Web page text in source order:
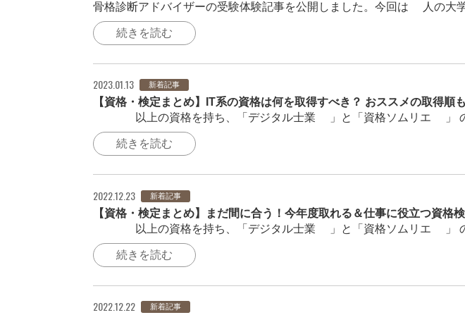
骨格診断アドバイザーの受験体験記事を公開しました。今回は3人の大
続きを読む
2023.01.13 新着記事
【資格・検定まとめ】IT系の資格は何を取得すべき？ おススメの取得順
250以上の資格を持ち、「デジタル士業®」と「資格ソムリエ®」 の
続きを読む
2022.12.23 新着記事
【資格・検定まとめ】まだ間に合う！今年度取れる＆仕事に役立つ資格
250以上の資格を持ち、「デジタル士業®」と「資格ソムリエ®」 の
続きを読む
2022.12.22 新着記事